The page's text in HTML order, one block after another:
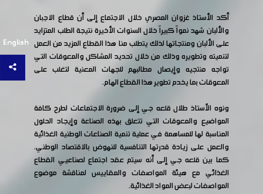
English
أكد الأستاذ غزوان المصري خلال الاجتماع إلى أن قطاع الاجبان
والألبان شهد نمواً كبيراً خلال السنوات الأخيرة نتيجة الطلب المتزايد
على الألبان ومنتجاتها لذلك يتطلب منا هذا القطاع المزيد من العمل
لتنميته وتطويره وذلك من خلال تحديد المشاكل والمعوقات التي
تواجه منتجيه وإيصال مطالبهم للجهات المعنية لتغلب على
المعوقات بما يخدم تطوير هذا القطاع الهام.
ونوه الأستاذ طلال قلعه جي إلى ضرورة الاجتماعات لطرح كافة
المواضيع والمعوقات التي تتعلق بهذه الصناعة وإيجاد الحلول
المناسبة لها للمساهمة في عملية تنمية الصناعات الوطنية الغذائية
والعمل على زيادة قدرتها التنافسية للنهوض بالاقتصاد الوطني.
كما بين قلعه جي إلى أنه سيتم عقد اجتماع لصناعيي القطاع
الغذائي مع هيئة المواصفات والمقاييس لمناقشة موضوع
المواصفات لبعض المواد الغذائية.